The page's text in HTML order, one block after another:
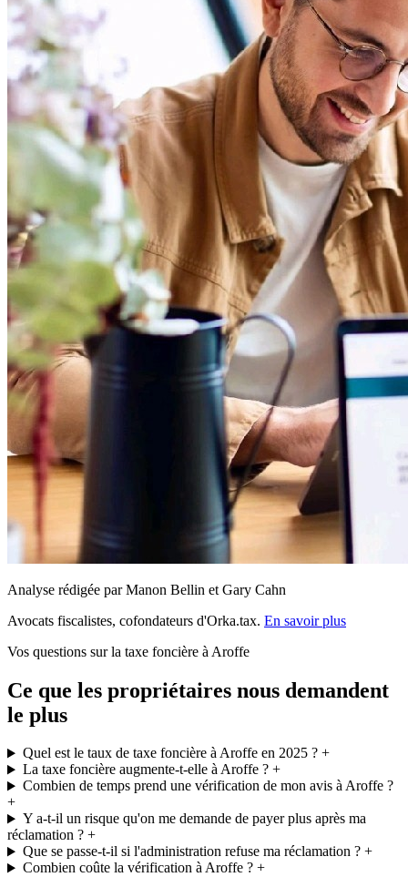
Analyse rédigée par Manon Bellin et Gary Cahn
Avocats fiscalistes, cofondateurs d'Orka.tax. En savoir plus
Vos questions sur la taxe foncière à Aroffe
Ce que les propriétaires nous demandent
le plus
Quel est le taux de taxe foncière à Aroffe en 2025 ?+
La taxe foncière augmente-t-elle à Aroffe ?+
Combien de temps prend une vérification de mon avis à Aroffe ?
+
Y a-t-il un risque qu'on me demande de payer plus après ma
réclamation ? +
Que se passe-t-il si l'administration refuse ma réclamation ?+
Combien coûte la vérification à Aroffe ?+